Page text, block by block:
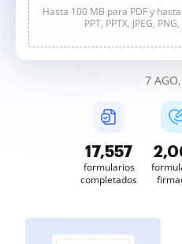
Hasta 100 MB para PDF y
PPT, PPTX, JPEG,
7
17,560
formularios
completados